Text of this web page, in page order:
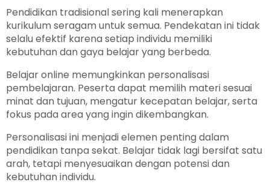
Pendidikan tradisional sering kali menerapkan
kurikulum seragam untuk semua. Pendekatan ini tidak
selalu efektif karena setiap individu memiliki
kebutuhan dan gaya belajar yang berbeda.
Belajar online memungkinkan personalisasi
pembelajaran. Peserta dapat memilih materi sesuai
minat dan tujuan, mengatur kecepatan belajar, serta
fokus pada area yang ingin dikembangkan.
Personalisasi ini menjadi elemen penting dalam
pendidikan tanpa sekat. Belajar tidak lagi bersifat satu
arah, tetapi menyesuaikan dengan potensi dan
kebutuhan individu.